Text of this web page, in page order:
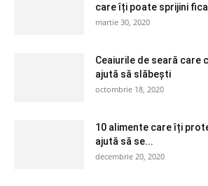
care îți poate sprijini
martie 30, 2020
Ceaiurile de seară care
ajută să slăbești
octombrie 18, 2020
10 alimente care îți
ajută să se...
decembrie 20, 2020